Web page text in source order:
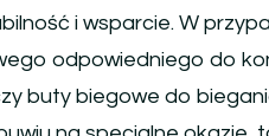
i wsparcie. W
odpowiedniego do
buty biegowe do